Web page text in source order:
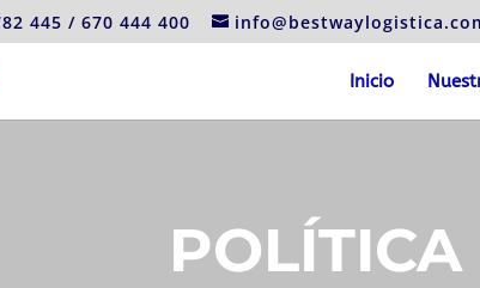
445 / 670 444 400
Inicio